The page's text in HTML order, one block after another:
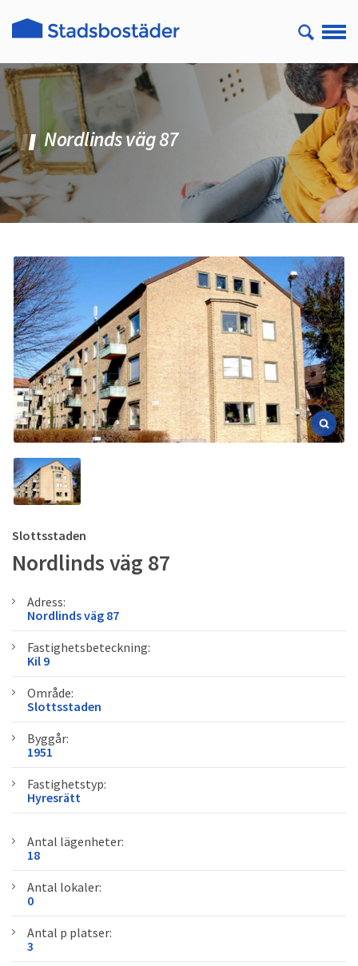
Nordlinds väg 87
Slottsstaden
Nordlinds väg 87
Adress:
Nordlinds väg 87
Fastighetsbeteckning:
Kil 9
Område:
Slottsstaden
Byggår:
1951
Fastighetstyp:
Hyresrätt
Antal lägenheter:
18
Antal lokaler:
0
Antal p platser:
3